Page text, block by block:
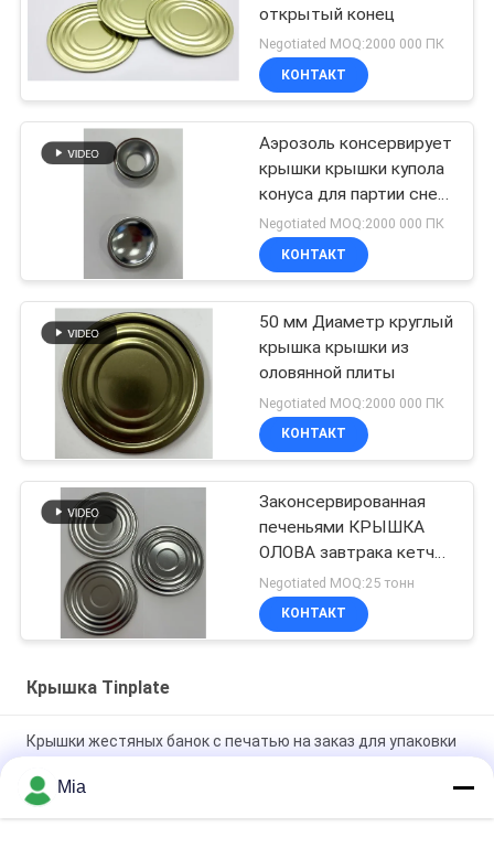
открытый конец
Negotiated MOQ:2000 000 ПК
КОНТАКТ
Аэрозоль консервирует
крышки крышки купола
конуса для партии снега
аэрозольного баллона
popper может покрыть
Negotiated MOQ:2000 000 ПК
КОНТАКТ
50 мм Диаметр круглый
крышка крышки из
оловянной плиты
Negotiated MOQ:2000 000 ПК
КОНТАКТ
Законсервированная
печеньями КРЫШКА
ОЛОВА завтрака кетчуп
молока 200# 300#
603# 153mm
Negotiated MOQ:25 тонн
КОНТАКТ
Крышка Tinplate
Крышки жестяных банок с печатью на заказ для упаковки
Сверхмощные крышки из электролитической жести для
Mia